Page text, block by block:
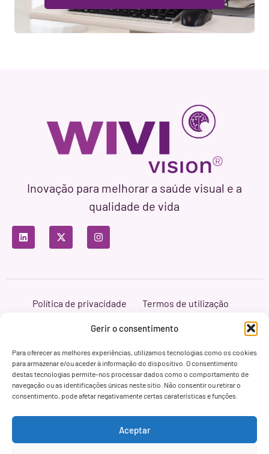
Gerir o consentimento
Para oferecer as melhores experiências, utilizamos tecnologias como os cookies
para armazenar e/ou aceder à informação do dispositivo. O consentimento
destas tecnologias permite-nos processar dados como o comportamento de
navegação ou as identificações únicas neste sítio. Não consentir ou retirar o
consentimento, pode afetar negativamente certas caraterísticas e funções.
Aceptar
Inovação para melhorar a saúde visual e a
qualidade de vida
Política de privacidade
Termos de utilização
Branding & Web ASH Proyectos Creativos